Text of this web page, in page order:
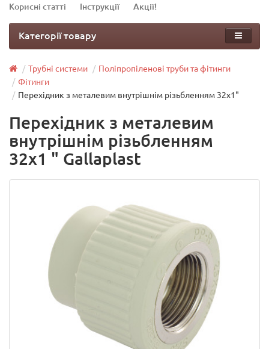
Корисні статті
Інструкції Акції!
Категорії товару
Трубні системи
Поліпропіленові труби та фітинги
Фітинги
Перехідник з металевим внутрішнім різьбленням 32х1"
Перехідник з металевим
внутрішнім різьбленням
32х1 " Gallaplast